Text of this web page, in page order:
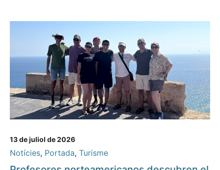
13 de juliol de 2026
Notícies, Portada, Turisme